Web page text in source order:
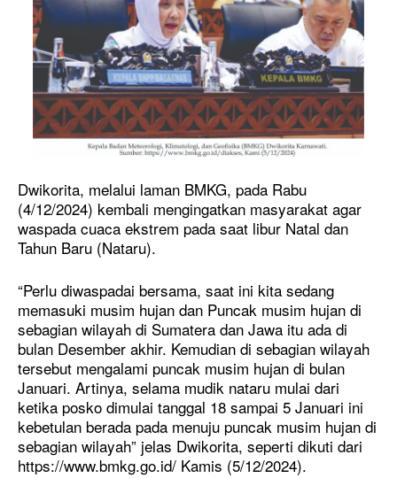
Dwikorita, melalui laman BMKG, pada Rabu
(4/12/2024) kembali mengingatkan masyarakat agar
waspada cuaca ekstrem pada saat libur Natal dan
Tahun Baru (Nataru).
“Perlu diwaspadai bersama, saat ini kita sedang
memasuki musim hujan dan Puncak musim hujan di
sebagian wilayah di Sumatera dan Jawa itu ada di
bulan Desember akhir. Kemudian di sebagian wilayah
tersebut mengalami puncak musim hujan di bulan
Januari. Artinya, selama mudik nataru mulai dari
ketika posko dimulai tanggal 18 sampai 5 Januari ini
kebetulan berada pada menuju puncak musim hujan di
sebagian wilayah” jelas Dwikorita, seperti dikuti dari
https://www.bmkg.go.id/ Kamis (5/12/2024).